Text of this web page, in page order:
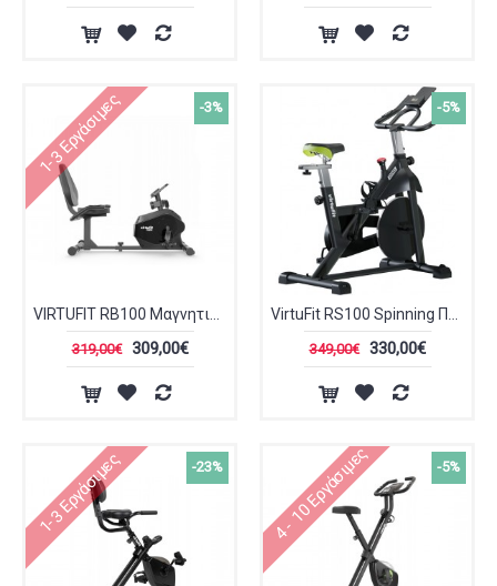
-3%
1-3 Εργάσιμες
319,00€ 309,00€
-5%
349,00€ 330,00€
-23%
1-3 Εργάσιμες -5%
4 - 10 Εργάσιμες